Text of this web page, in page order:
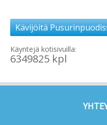
Kävijöitä
Käyntejä kotisivuilla:
6349825 kpl